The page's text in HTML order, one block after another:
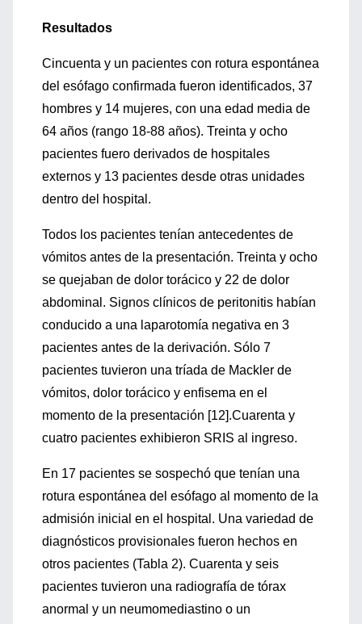
Resultados
Cincuenta y un pacientes con rotura espontánea
del esófago confirmada fueron identificados, 37
hombres y 14 mujeres, con una edad media de
64 años (rango 18-88 años). Treinta y ocho
pacientes fuero derivados de hospitales
externos y 13 pacientes desde otras unidades
dentro del hospital.
Todos los pacientes tenían antecedentes de
vómitos antes de la presentación. Treinta y ocho
se quejaban de dolor torácico y 22 de dolor
abdominal. Signos clínicos de peritonitis habían
conducido a una laparotomía negativa en 3
pacientes antes de la derivación. Sólo 7
pacientes tuvieron una tríada de Mackler de
vómitos, dolor torácico y enfisema en el
momento de la presentación [12].Cuarenta y
cuatro pacientes exhibieron SRIS al ingreso.
En 17 pacientes se sospechó que tenían una
rotura espontánea del esófago al momento de la
admisión inicial en el hospital. Una variedad de
diagnósticos provisionales fueron hechos en
otros pacientes (Tabla 2). Cuarenta y seis
pacientes tuvieron una radiografía de tórax
anormal y un neumomediastino o un